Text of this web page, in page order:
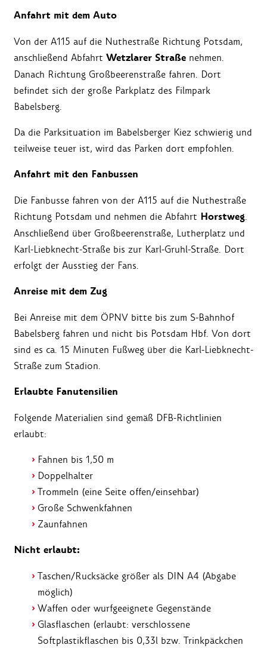
Anfahrt mit dem Auto
Von der A115 auf die Nuthestraße Richtung Potsdam,
anschließend Abfahrt Wetzlarer Straße nehmen.
Danach Richtung Großbeerenstraße fahren. Dort
befindet sich der große Parkplatz des Filmpark
Babelsberg.
Da die Parksituation im Babelsberger Kiez schwierig und
teilweise teuer ist, wird das Parken dort empfohlen.
Anfahrt mit den Fanbussen
Die Fanbusse fahren von der A115 auf die Nuthestraße
Richtung Potsdam und nehmen die Abfahrt Horstweg.
Anschließend über Großbeerenstraße, Lutherplatz und
Karl-Liebknecht-Straße bis zur Karl-Gruhl-Straße. Dort
erfolgt der Ausstieg der Fans.
Anreise mit dem Zug
Bei Anreise mit dem ÖPNV bitte bis zum S-Bahnhof
Babelsberg fahren und nicht bis Potsdam Hbf. Von dort
sind es ca. 15 Minuten Fußweg über die Karl-Liebknecht-
Straße zum Stadion.
Erlaubte Fanutensilien
Folgende Materialien sind gemäß DFB-Richtlinien
erlaubt:
Fahnen bis 1,50 m
Doppelhalter
Trommeln (eine Seite offen/einsehbar)
Große Schwenkfahnen
Zaunfahnen
Nicht erlaubt:
Taschen/Rucksäcke größer als DIN A4 (Abgabe
möglich)
Waffen oder wurfgeeignete Gegenstände
Glasflaschen (erlaubt: verschlossene
Softplastikflaschen bis 0,33l bzw. Trinkpäckchen